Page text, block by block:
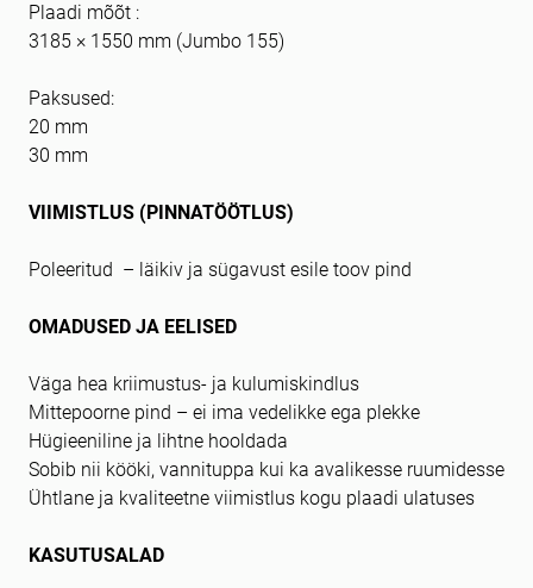
Plaadi mõõt :
3185 × 1550 mm (Jumbo 155)
Paksused:
20 mm
30 mm
VIIMISTLUS (PINNATÖÖTLUS)
Poleeritud – läikiv ja sügavust esile toov pind
OMADUSED JA EELISED
Väga hea kriimustus- ja kulumiskindlus
Mittepoorne pind – ei ima vedelikke ega plekke
Hügieeniline ja lihtne hooldada
Sobib nii kööki, vannituppa kui ka avalikesse ruumidesse
Ühtlane ja kvaliteetne viimistlus kogu plaadi ulatuses
KASUTUSALAD